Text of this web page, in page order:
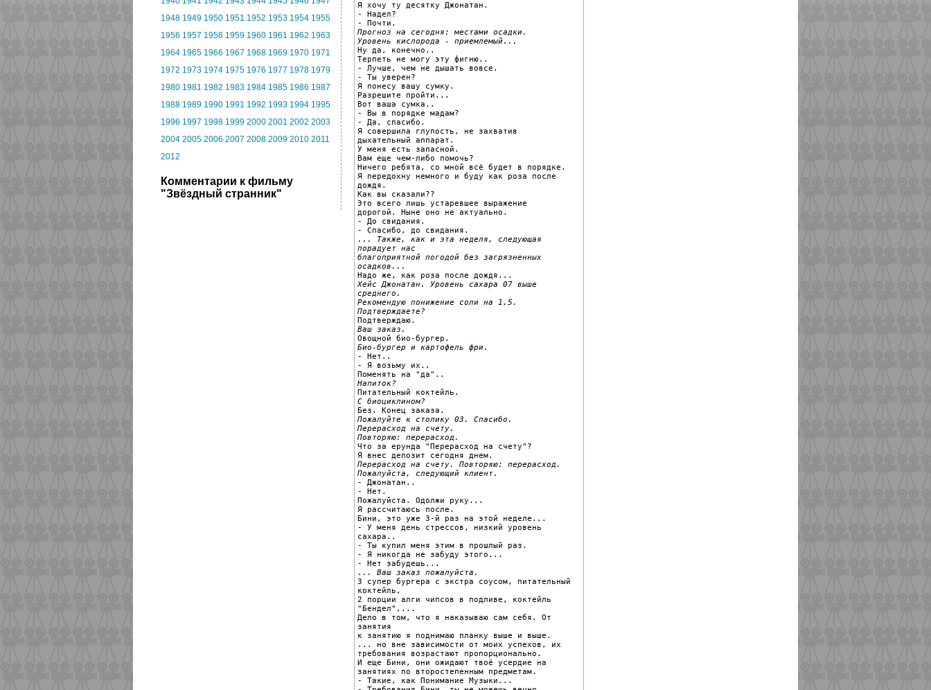
1948 1949 1950 1951 1952 1953 1954 1955
1956 1957 1958 1959 1960 1961 1962 1963
1964 1965 1966 1967 1968 1969 1970 1971
1972 1973 1974 1975 1976 1977 1978 1979
1980 1981 1982 1983 1984 1985 1986 1987
1988 1989 1990 1991 1992 1993 1994 1995
1996 1997 1998 1999 2000 2001 2002 2003
2004 2005 2006 2007 2008 2009 2010 2011
2012
Комментарии к фильму
"Звёздный странник"
Я хочу ту десятку Джонатан.
- Надел?
Прогноз на сегодня: местами осадки.
Уровень кислорода - приемлемый...
Ну да, конечно..
Терпеть не могу эту фигню..
- Лучше, чем не дышать вовсе.
- Ты уверен?
Я понесу вашу сумку.
Разрешите пройти...
Вот ваша сумка..
- Вы в порядке мадам?
- Да, спасибо.
Я совершила глупость, не захватив
дыхательный аппарат.
У меня есть запасной.
Вам еще чем-либо помочь?
Ничего ребята, со мной всё будет в порядке.
Я передохну немного и буду как роза после
дождя.
Как вы сказали??
Это всего лишь устаревшее выражение
дорогой. Ныне оно не актуально.
- До свидания.
... Также, как и эта неделя, следующая
порадует нас
благоприятной погодой без загрязненных
осадков...
Хейс Джонатан. Уровень сахара 07 выше
среднего.
Рекомендую понижение соли на 1,5.
Подтверждаете?
Ваш заказ.
Био-бургер и картофель фри.
- Нет..
- Я возьму их..
Напиток?
С биоциклином?
Пожалуйте к столику 03. Спасибо.
Перерасход на счету.
Повторяю: перерасход.
Что за ерунда "Перерасход на счету"?
Перерасход на счету. Повторяю: перерасход.
Пожалуйста, следующий клиент.
- Джонатан..
- Нет.
Пожалуйста. Одолжи руку...
Я рассчитаюсь после.
Бини, это уже 3-й раз на этой неделе...
- У меня день стрессов, низкий уровень
сахара..
- Ты купил меня этим в прошлый раз.
- Я никогда не забуду этого...
... Ваш заказ пожалуйста.
3 супер бургера с экстра соусом, питательный
коктейль,
2 порции алги чипсов в подливе, коктейль
"Бендел",...
Дело в том, что я наказываю сам себя. От
занятия
к занятию я поднимаю планку выше и выше.
... но вне зависимости от моих успехов, их
требования возрастают пропорционально.
И еще Бини, они ожидают твоё усердие на
занятиях по второстепенным предметам.
- Такие, как Понимание Музыки...